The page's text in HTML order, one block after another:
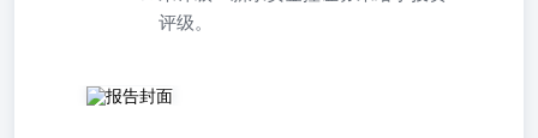
评级。
➢美联储理事释降息信号；万科总裁据报被带走。A股高开